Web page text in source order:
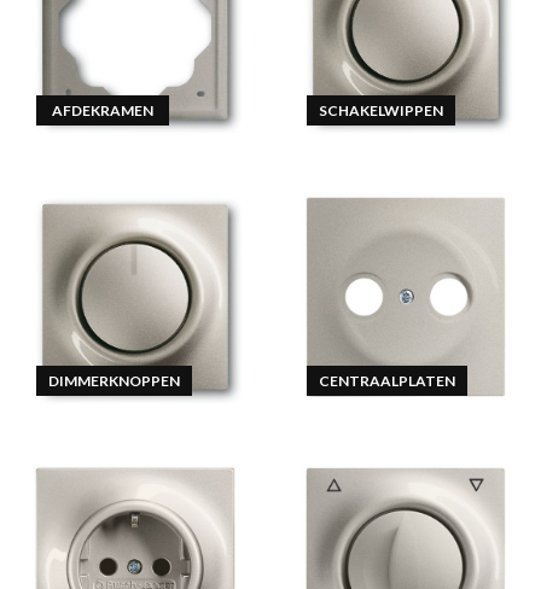
AFDEKRAMEN SCHAKELWIPPEN
DIMMERKNOPPEN CENTRAALPLATEN